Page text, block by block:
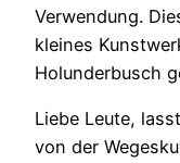
Verwendung.
kleines
Holunderbusch
Liebe Leute,
von der